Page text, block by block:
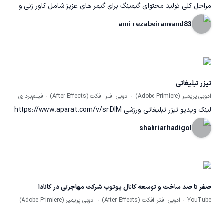
مراحل کلی تولید محتوای گیمینگ برای گیمر های عزیز شامل کاور زنی و
تدوین ویدئو ها برای شبکه های اجتماعی مختلف مانند یوتیوب و
amirrezabeiranvand83
تیزر تبلیغاتی
ادوبی پریمیر (Adobe Primiere) ادوبی افتر افکت (After Effects) فیلم‌برداری
لینک ویدیو تیزر تبلیغاتی ورزشی https://www.aparat.com/v/snDlM
shahriarhadigol
صفر تا صد ساخت و توسعه کانال یوتوب شرکت مهاجرتی در کانادا
YouTube ادوبی افتر افکت (After Effects) ادوبی پریمیر (Adobe Primiere)